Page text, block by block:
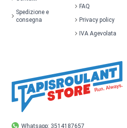
Whatsapp: 3514187657
Spedizione e
consegna
FAQ
Privacy policy
IVA Agevolata